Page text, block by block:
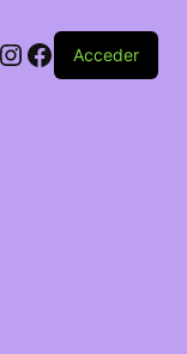
Instagram
Facebook
Acceder